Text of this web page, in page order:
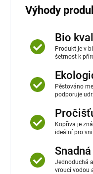
Výhody
Bio
Produkt je v
šetrnost k
Pěstováno
podporuje
Kopřiva je
ideální pro
Jednoduchá
vroucí vodou